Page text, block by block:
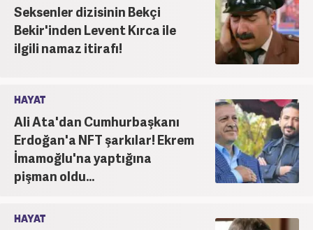
Seksenler dizisinin Bekçi
Bekir'inden Levent Kırca ile
ilgili namaz itirafı!
HAYAT
Ali Ata'dan Cumhurbaşkanı
Erdoğan'a NFT şarkılar! Ekrem
İmamoğlu'na yaptığına
pişman oldu...
HAYAT